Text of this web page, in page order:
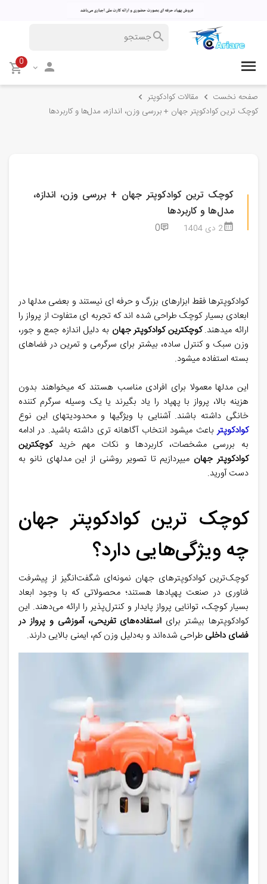
0
صفحه نخست
مقالات کوادکوپتر
کوچک‌ ترین کوادکوپتر جهان + بررسی وزن، اندازه، مدل‌ها و کاربردها
کوچک‌ ترین کوادکوپتر جهان + بررسی وزن، اندازه،
مدل‌ها و کاربردها
2 دی 1404 0
کوادکوپترها فقط ابزارهای بزرگ و حرفه ای نیستند و بعضی مدلها در
ابعادی بسیار کوچک طراحی شده اند که تجربه ای متفاوت از پرواز را
ارائه میدهند.کوچکترین کوادکوپتر جهان به دلیل اندازه جمع و جور،
وزن سبک و کنترل ساده، بیشتر برای سرگرمی و تمرین در فضاهای
بسته استفاده میشود.
این مدلها معمولا برای افرادی مناسب هستند که میخواهند بدون
هزینه بالا، پرواز با پهپاد را یاد بگیرند یا یک وسیله سرگرم کننده
خانگی داشته باشند. آشنایی با ویژگیها و محدودیتهای این نوع
کوادکوپترباعث میشود انتخاب آگاهانه تری داشته باشید. در ادامه
به بررسی مشخصات، کاربردها و نکات مهم خریدکوچکترین
کوادکوپتر جهان میپردازیم تا تصویر روشنی از این مدلهای نانو به
دست آورید.
کوچک‌ ترین کوادکوپتر جهان
چه ویژگی‌هایی دارد؟
کوچک‌ترین کوادکوپترهای جهان نمونه‌ای شگفت‌انگیز از پیشرفت
فناوری در صنعت پهپادها هستند؛ محصولاتی که با وجود ابعاد
بسیار کوچک، توانایی پرواز پایدار و کنترل‌پذیر را ارائه می‌دهند. این
کوادکوپترها بیشتر برای استفاده‌های تفریحی، آموزشی و پرواز در
فضای داخلی طراحی شده‌اند و به‌دلیل وزن کم، ایمنی بالایی دارند.